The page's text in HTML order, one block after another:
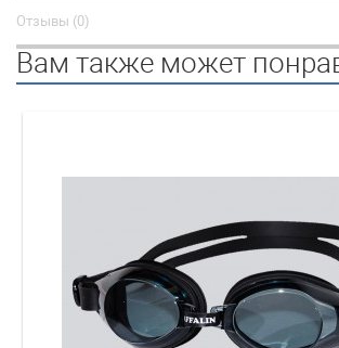
Отзывы (0)
Вам также может